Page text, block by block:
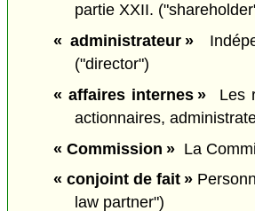
partie XXII.
« administrateur »
("director")
« affaires internes » Les
actionnaires,
« Commission »La
« conjoint de fait »
law partner")